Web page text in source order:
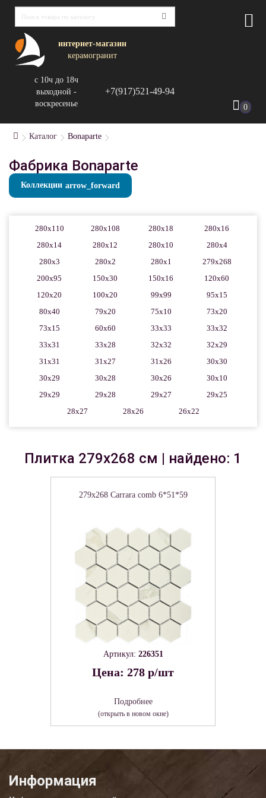
интернет-магазин
керамогранит
с 10ч до 18ч
выходной -
воскресенье
+7(917)521-49-94
0
Каталог Bonaparte
Фабрика Bonaparte
Коллекции
280x110 280x108 280x18
280x16
280x14
280x12 280x10
280x4
280x3
280x2 280x1
279x268
200x95
150x30 150x16
120x60
120x20
100x20 99x99
95x15
80x40
79x20 75x10
73x20
73x15
60x60 33x33
33x32
33x31
33x28 32x32
32x29
31x31
31x27 31x26
30x30
30x29
30x28 30x26
30x10
29x29
29x28 29x27
29x25
28x27
28x26 26x22
Плитка 279x268 см | найдено: 1
279x268 Carrara comb 6*51*59
Артикул: 226351
Цена: 278 р/шт
Подробнее
(открыть в новом окне)
Информация